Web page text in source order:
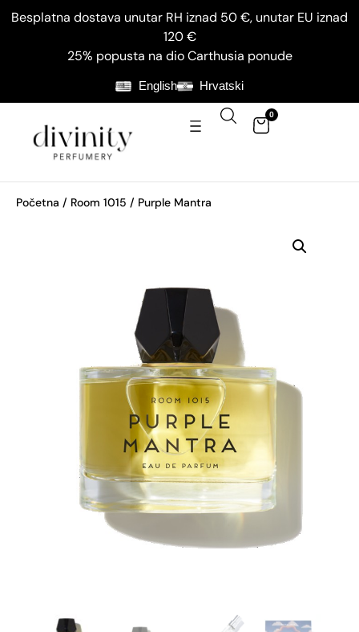
Besplatna dostava unutar RH iznad 50 €, unutar EU iznad
120 €
25% popusta na dio Carthusia ponude
English Hrvatski
0
Početna / Room 1015 / Purple Mantra